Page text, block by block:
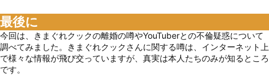
最後に
今回は、きまぐれクックの離婚の噂やYouTuberとの不倫疑惑について
調べてみました。きまぐれクックさんに関する噂は、インターネット上
で様々な情報が飛び交っていますが、真実は本人たちのみが知るところ
です。